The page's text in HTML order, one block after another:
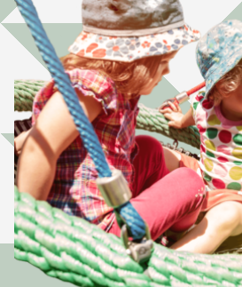
Zusammenarbeit
Projektbeispiel
Vorteile
Anspruch
Kita Konzept
FAQ
Kinderhut von A bis Z